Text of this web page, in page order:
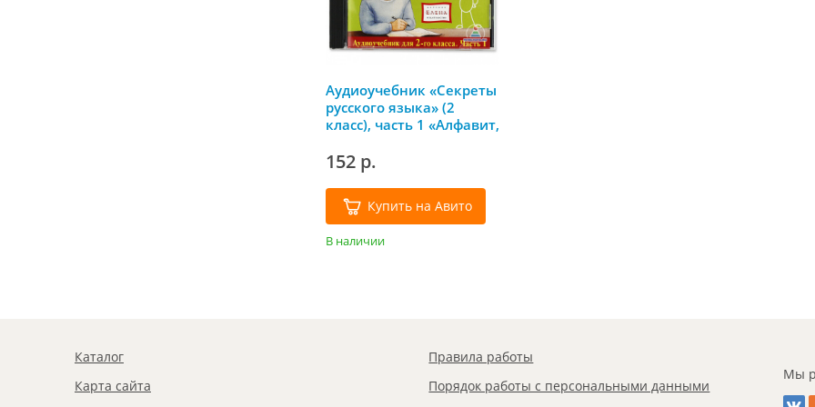
Аудиоучебник «Секреты
русского языка» (2
класс), часть 1 «Алфавит,
152 р.
Купить на Авито
В наличии
Каталог
Карта сайта
Правила работы
Порядок работы с персональными данными
Мы